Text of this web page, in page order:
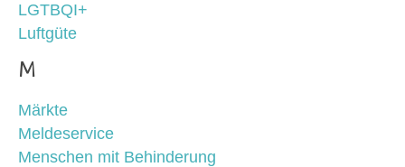
LGTBQI+
Luftgüte
M
Märkte
Meldeservice
Menschen mit Behinderung